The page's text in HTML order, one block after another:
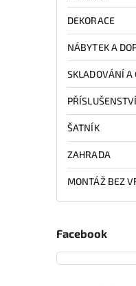
DEKORACE
NÁBYTEK A
SKLADOVÁNÍ A
PŘÍSLUŠENSTVÍ
ŠATNÍK
ZAHRADA
MONTÁŽ BEZ
Facebook